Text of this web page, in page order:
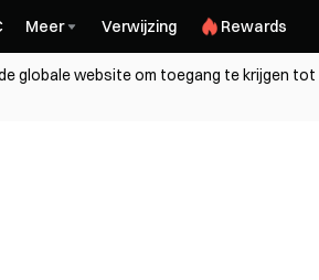
Meer Verwijzing Rewards
globale website om toegang te krijgen